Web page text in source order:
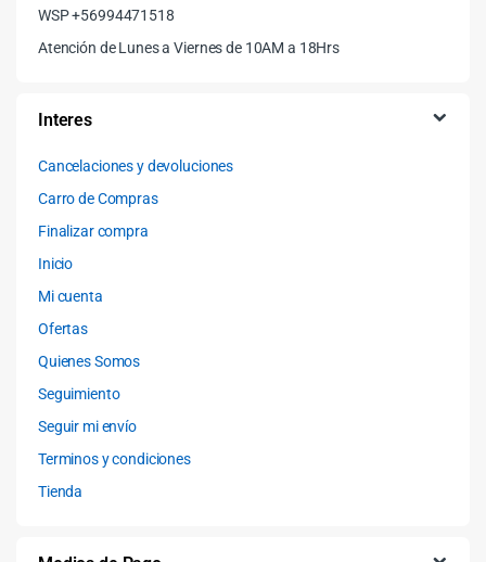
WSP +56994471518
Atención de Lunes a Viernes de 10AM a 18Hrs
Interes
Cancelaciones y devoluciones
Carro de Compras
Finalizar compra
Inicio
Mi cuenta
Ofertas
Quienes Somos
Seguimiento
Seguir mi envío
Terminos y condiciones
Tienda